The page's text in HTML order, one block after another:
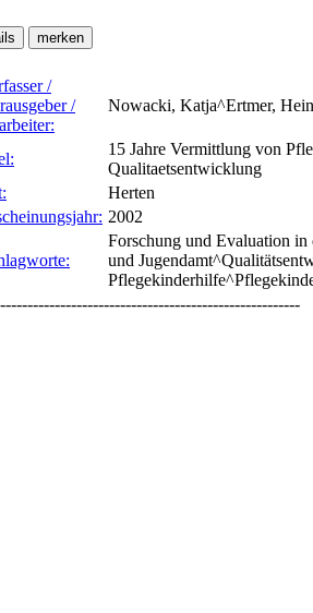
/
/
Nowacki, Katja^Ertmer,
15 Jahre Vermittlung von
Qualitaetsentwicklung
Herten
2002
Forschung und Evaluation
und